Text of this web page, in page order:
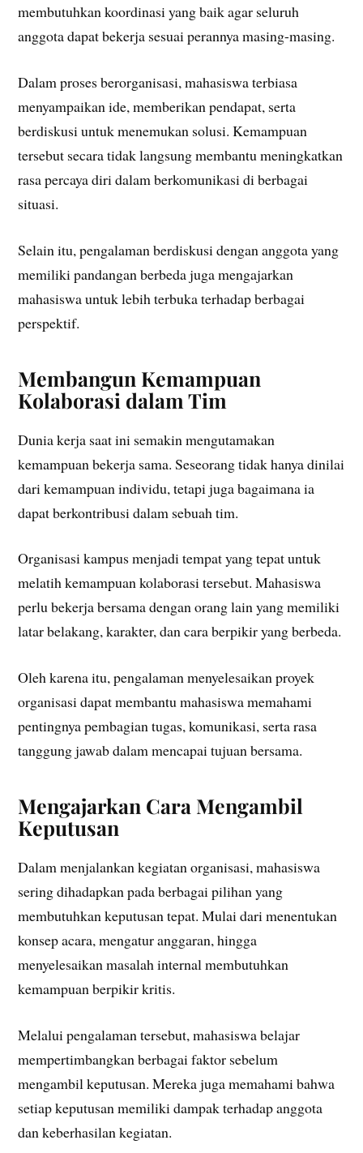
membutuhkan koordinasi yang baik agar seluruh
anggota dapat bekerja sesuai perannya masing-masing.
Dalam proses berorganisasi, mahasiswa terbiasa
menyampaikan ide, memberikan pendapat, serta
berdiskusi untuk menemukan solusi. Kemampuan
tersebut secara tidak langsung membantu meningkatkan
rasa percaya diri dalam berkomunikasi di berbagai
situasi.
Selain itu, pengalaman berdiskusi dengan anggota yang
memiliki pandangan berbeda juga mengajarkan
mahasiswa untuk lebih terbuka terhadap berbagai
perspektif.
Membangun Kemampuan
Kolaborasi dalam Tim
Dunia kerja saat ini semakin mengutamakan
kemampuan bekerja sama. Seseorang tidak hanya dinilai
dari kemampuan individu, tetapi juga bagaimana ia
dapat berkontribusi dalam sebuah tim.
Organisasi kampus menjadi tempat yang tepat untuk
melatih kemampuan kolaborasi tersebut. Mahasiswa
perlu bekerja bersama dengan orang lain yang memiliki
latar belakang, karakter, dan cara berpikir yang berbeda.
Oleh karena itu, pengalaman menyelesaikan proyek
organisasi dapat membantu mahasiswa memahami
pentingnya pembagian tugas, komunikasi, serta rasa
tanggung jawab dalam mencapai tujuan bersama.
Mengajarkan Cara Mengambil
Keputusan
Dalam menjalankan kegiatan organisasi, mahasiswa
sering dihadapkan pada berbagai pilihan yang
membutuhkan keputusan tepat. Mulai dari menentukan
konsep acara, mengatur anggaran, hingga
menyelesaikan masalah internal membutuhkan
kemampuan berpikir kritis.
Melalui pengalaman tersebut, mahasiswa belajar
mempertimbangkan berbagai faktor sebelum
mengambil keputusan. Mereka juga memahami bahwa
setiap keputusan memiliki dampak terhadap anggota
dan keberhasilan kegiatan.